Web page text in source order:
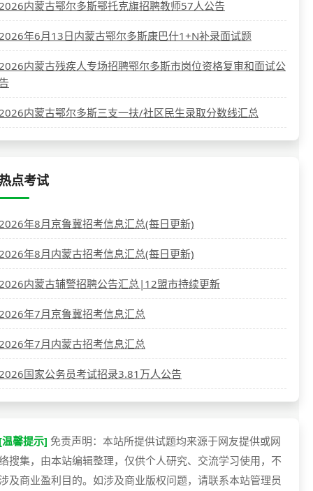
内蒙古鄂尔多斯鄂托克旗招聘教师57人公告
年6月13日内蒙古鄂尔多斯康巴什1+N补录面试题
内蒙古残疾人专场招聘鄂尔多斯市岗位资格复审和面试公
内蒙古鄂尔多斯三支一扶/社区民生录取分数线汇总
点考试
年8月京鲁冀招考信息汇总(每日更新)
年8月内蒙古招考信息汇总(每日更新)
内蒙古辅警招聘公告汇总|12盟市持续更新
年7月京鲁冀招考信息汇总
年7月内蒙古招考信息汇总
国家公务员考试招录3.81万人公告
馨提示] 免责声明：本站所提供试题均来源于网友提供或网
搜集，由本站编辑整理，仅供个人研究、交流学习使用，不
及商业盈利目的。如涉及商业版权问题，请联系本站管理员